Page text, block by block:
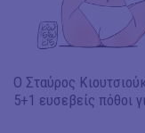
Ο Σταύρος
5+1 ευσεβείς πόθοι